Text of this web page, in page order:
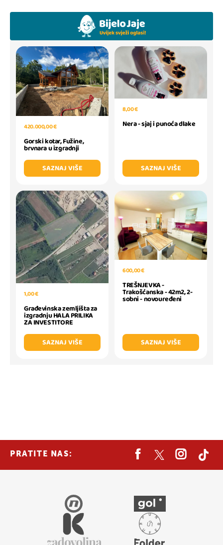
420.000,00 €
Gorski kotar, Fužine,
brvnara u izgradnji
SAZNAJ VIŠE
8,00 €
Nera - sjaj i punoća dlake
SAZNAJ VIŠE
1,00 €
Građevinska zemljišta za
izgradnju HALA PRILIKA
ZA INVESTITORE
SAZNAJ VIŠE
600,00 €
TREŠNJEVKA -
Trakošćanska - 42m2, 2-
sobni - novouređeni
SAZNAJ VIŠE
PRATITE NAS: